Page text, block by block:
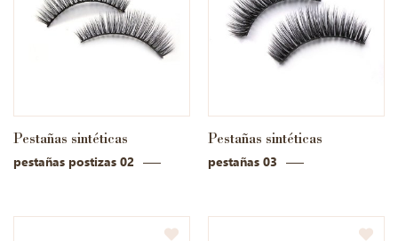
Pestañas sintéticas
pestañas postizas 02
Pestañas sintéticas
pestañas 03